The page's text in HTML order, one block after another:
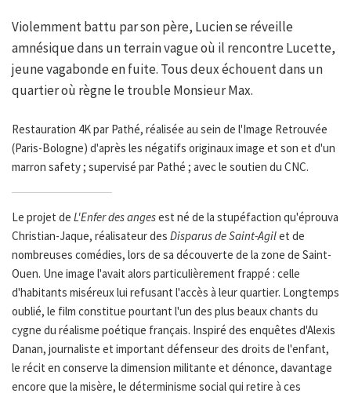
Violemment battu par son père, Lucien se réveille
amnésique dans un terrain vague où il rencontre Lucette,
jeune vagabonde en fuite. Tous deux échouent dans un
quartier où règne le trouble Monsieur Max.
Restauration 4K par Pathé, réalisée au sein de l'Image Retrouvée
(Paris-Bologne) d'après les négatifs originaux image et son et d'un
marron safety ; supervisé par Pathé ; avec le soutien du CNC.
Le projet de L'Enfer des angesest né de la stupéfaction qu'éprouva
Christian-Jaque, réalisateur des Disparus de Saint-Agilet de
nombreuses comédies, lors de sa découverte de la zone de Saint-
Ouen. Une image l'avait alors particulièrement frappé : celle
d'habitants miséreux lui refusant l'accès à leur quartier. Longtemps
oublié, le film constitue pourtant l'un des plus beaux chants du
cygne du réalisme poétique français. Inspiré des enquêtes d'Alexis
Danan, journaliste et important défenseur des droits de l'enfant,
le récit en conserve la dimension militante et dénonce, davantage
encore que la misère, le déterminisme social qui retire à ces